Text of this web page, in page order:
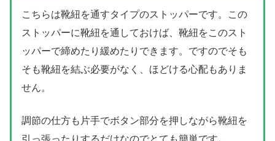
こちらは靴紐を通すタイプのストッパーです。この
ストッパーに靴紐を通しておけば、靴紐をこのスト
ッパーで締めたり緩めたりできます。ですのでそも
そも靴紐を結ぶ必要がなく、ほどける心配もありま
せん。
調節の仕方も片手でボタン部分を押しながら靴紐を
引っ張ったりするだけなのでとても簡単です。